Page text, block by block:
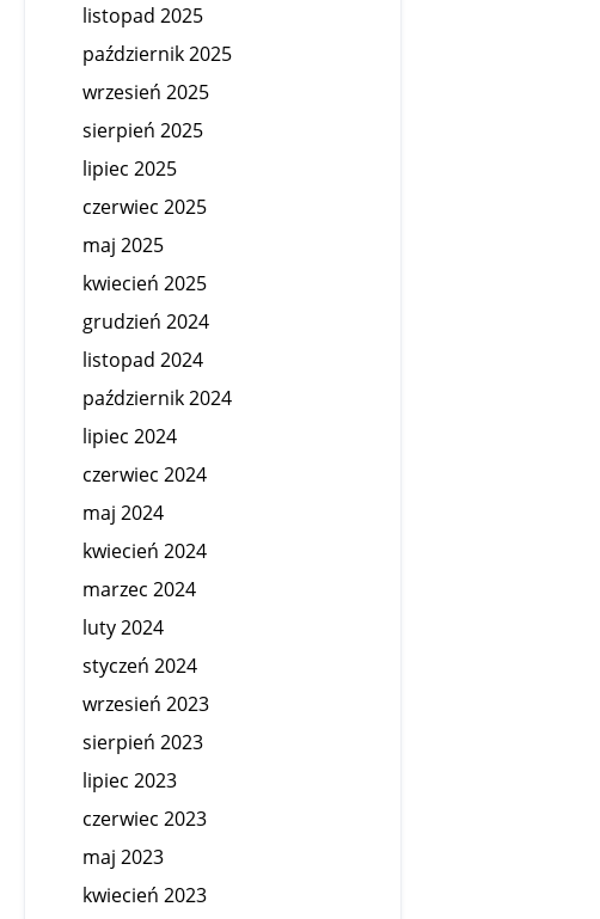
listopad 2025
październik 2025
wrzesień 2025
sierpień 2025
lipiec 2025
czerwiec 2025
maj 2025
kwiecień 2025
grudzień 2024
listopad 2024
październik 2024
lipiec 2024
czerwiec 2024
maj 2024
kwiecień 2024
marzec 2024
luty 2024
styczeń 2024
wrzesień 2023
sierpień 2023
lipiec 2023
czerwiec 2023
maj 2023
kwiecień 2023